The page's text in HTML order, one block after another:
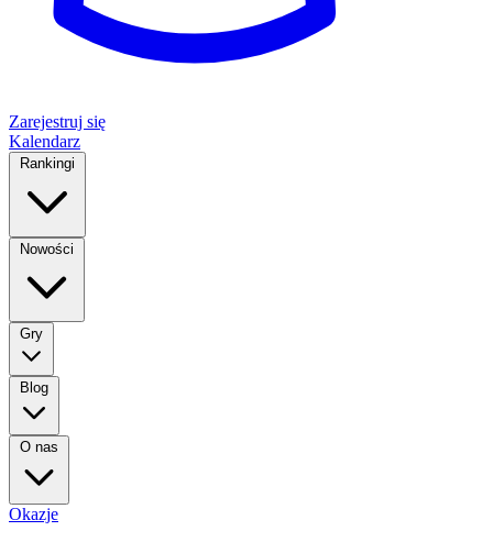
Zarejestruj się
Kalendarz
Rankingi
Nowości
Gry
Blog
O nas
Okazje